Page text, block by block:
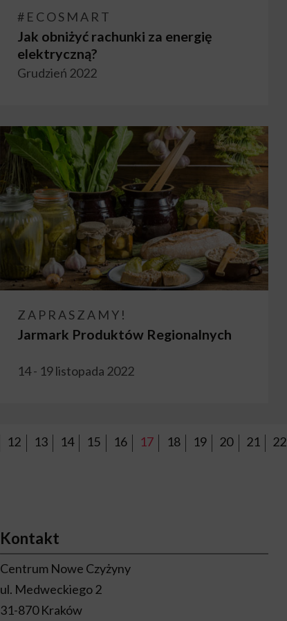
#ECOSMART
Jak obniżyć rachunki za energię
elektryczną?
Grudzień 2022
ZAPRASZAMY!
Jarmark Produktów Regionalnych
14 - 19 listopada 2022
12 13 14 15 16 17 18 19 20 21 22
Kontakt
Centrum Nowe Czyżyny
ul. Medweckiego 2
31-870 Kraków